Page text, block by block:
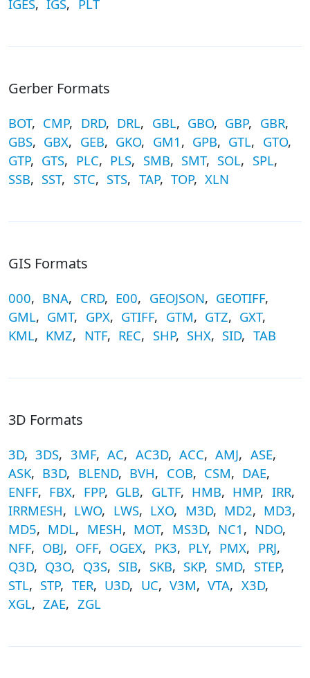
IGES,IGS, PLT
Gerber Formats
BOT, CMP, DRD, DRL, GBL, GBO, GBP, GBR,
GBS, GBX, GEB, GKO, GM1 , GPB, GTL, GTO,
GTP, GTS, PLC, PLS, SMB, SMT, SOL, SPL,
SSB, SST, STC, STS, TAP,TOP,XLN
GIS Formats
000, BNA, CRD, E00, GEOJSON, GEOTIFF,
GML, GMT, GPX, GTIFF, GTM, GTZ, GXT,
KML, KMZ, NTF, REC, SHP, SHX, SID, TAB
3D Formats
3D,3DS, 3MF,AC, AC3D,ACC,AMJ, ASE,
ASK, B3D, BLEND, BVH, COB, CSM, DAE,
ENFF, FBX, FPP, GLB, GLTF, HMB, HMP, IRR,
IRRMESH, LWO, LWS, LXO, M3D, MD2, MD3,
MD5, MDL, MESH, MOT, MS3D, NC1 , NDO,
NFF, OBJ, OFF, OGEX, PK3, PLY, PMX, PRJ,
Q3D, Q3O, Q3S, SIB, SKB, SKP, SMD, STEP,
STL, STP, TER, U3D, UC,V3M,VTA, X3D,
XGL,ZAE, ZGL